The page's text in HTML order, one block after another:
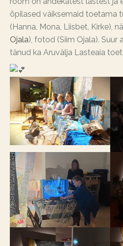
õpilased väiksemaid toetama
(Hanna, Mona, Liisbet, Kirke),
Ojala), fotod (Siim Ojala). Suur
tänud ka Aruvälja Lasteaia